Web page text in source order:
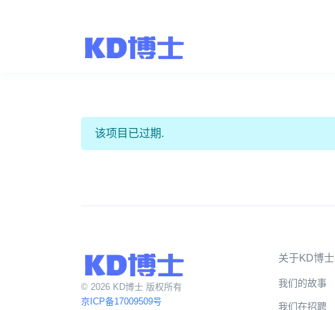
该项目已过期.
© 2026 KD博士 版权所有
京ICP备17009509号
关于KD博士
我们的故事
我们在招聘